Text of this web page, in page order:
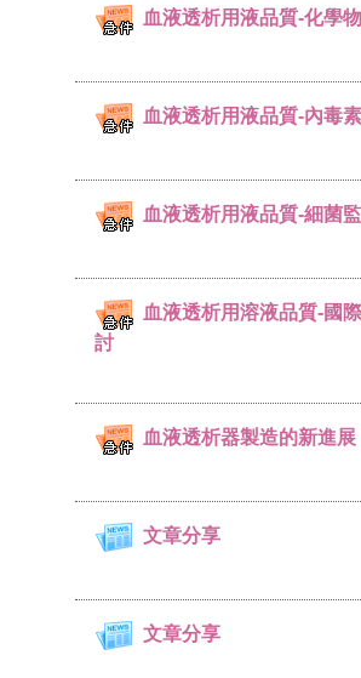
血液透析用液品質-化學
血液透析用液品質-內毒
血液透析用液品質-細菌
血液透析用溶液品質-國
討
血液透析器製造的新進展
文章分享
文章分享